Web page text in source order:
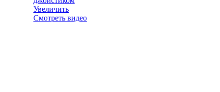
Увеличить
Смотреть видео